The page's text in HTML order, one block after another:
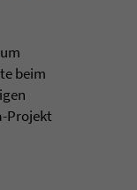
beim
Projekt